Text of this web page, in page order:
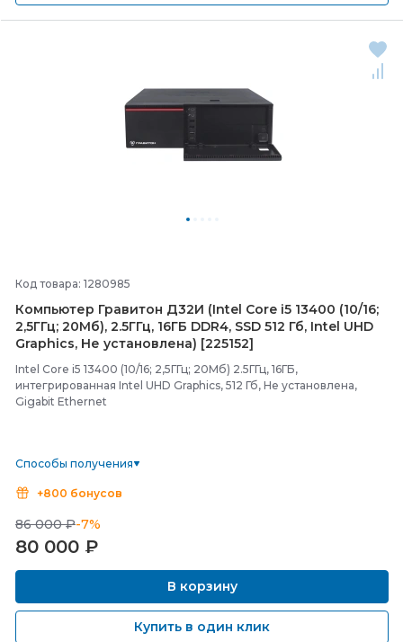
Код товара: 1280985
Компьютер Гравитон Д32И (Intel Core i5 13400 (10/16;
2,5ГГц; 20Мб), 2.5ГГц, 16ГБ DDR4, SSD 512 Гб, Intel UHD
Graphics, Не установлена) [225152]
Intel Core i5 13400 (10/16; 2,5ГГц; 20Мб) 2.5ГГц, 16ГБ,
интегрированная Intel UHD Graphics, 512 Гб, Не установлена,
Gigabit Ethernet
Способы получения
+800 бонусов
86 000 ₽-7%
80 000 ₽
В корзину
Купить в один клик